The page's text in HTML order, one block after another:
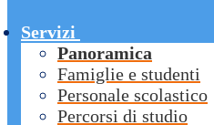
Servizi
Panoramica
Famiglie e studenti
Personale scolastico
Percorsi di studio